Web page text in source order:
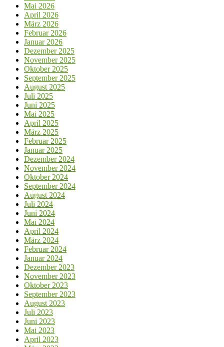
Mai 2026
April 2026
März 2026
Februar 2026
Januar 2026
Dezember 2025
November 2025
Oktober 2025
September 2025
August 2025
Juli 2025
Juni 2025
Mai 2025
April 2025
März 2025
Februar 2025
Januar 2025
Dezember 2024
November 2024
Oktober 2024
September 2024
August 2024
Juli 2024
Juni 2024
Mai 2024
April 2024
März 2024
Februar 2024
Januar 2024
Dezember 2023
November 2023
Oktober 2023
September 2023
August 2023
Juli 2023
Juni 2023
Mai 2023
April 2023